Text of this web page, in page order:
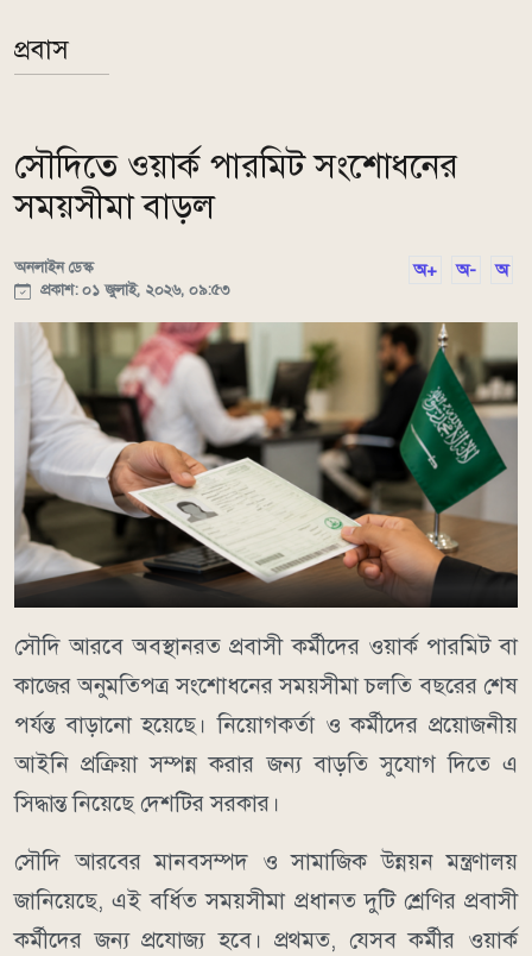
প্রবাস
সৌদিতে ওয়ার্ক পারমিট সংশোধনের
সময়সীমা বাড়ল
অনলাইন ডেস্ক
প্রকাশ: ০১ জুলাই, ২০২৬, ০৯:৫৩
অ+ অ- অ
সৌদি আরবে অবস্থানরত প্রবাসী কর্মীদের ওয়ার্ক পারমিট বা
কাজের অনুমতিপত্র সংশোধনের সময়সীমা চলতি বছরের শেষ
পর্যন্ত বাড়ানো হয়েছে। নিয়োগকর্তা ও কর্মীদের প্রয়োজনীয়
আইনি প্রক্রিয়া সম্পন্ন করার জন্য বাড়তি সুযোগ দিতে এ
সিদ্ধান্ত নিয়েছে দেশটির সরকার।
সৌদি আরবের মানবসম্পদ ও সামাজিক উন্নয়ন মন্ত্রণালয়
জানিয়েছে, এই বর্ধিত সময়সীমা প্রধানত দুটি শ্রেণির প্রবাসী
কর্মীদের জন্য প্রযোজ্য হবে। প্রথমত, যেসব কর্মীর ওয়ার্ক